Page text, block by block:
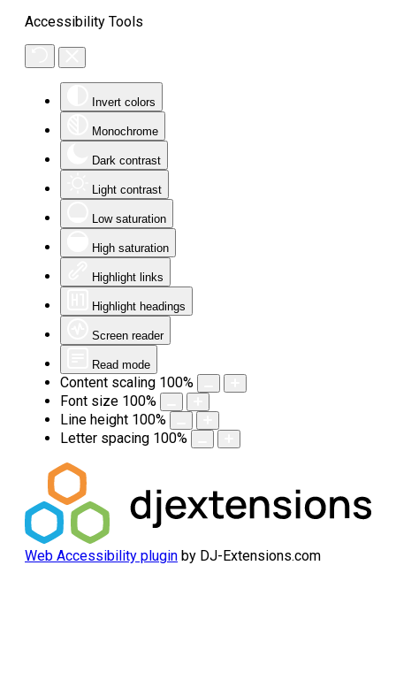
Accessibility Tools
Invert colors
Monochrome
Dark contrast
Light contrast
Low saturation
High saturation
Highlight links
Highlight headings
Screen reader
Read mode
Content scaling 100%
Font size 100%
Line height 100%
Letter spacing 100%
Web Accessibility plugin by DJ-Extensions.com